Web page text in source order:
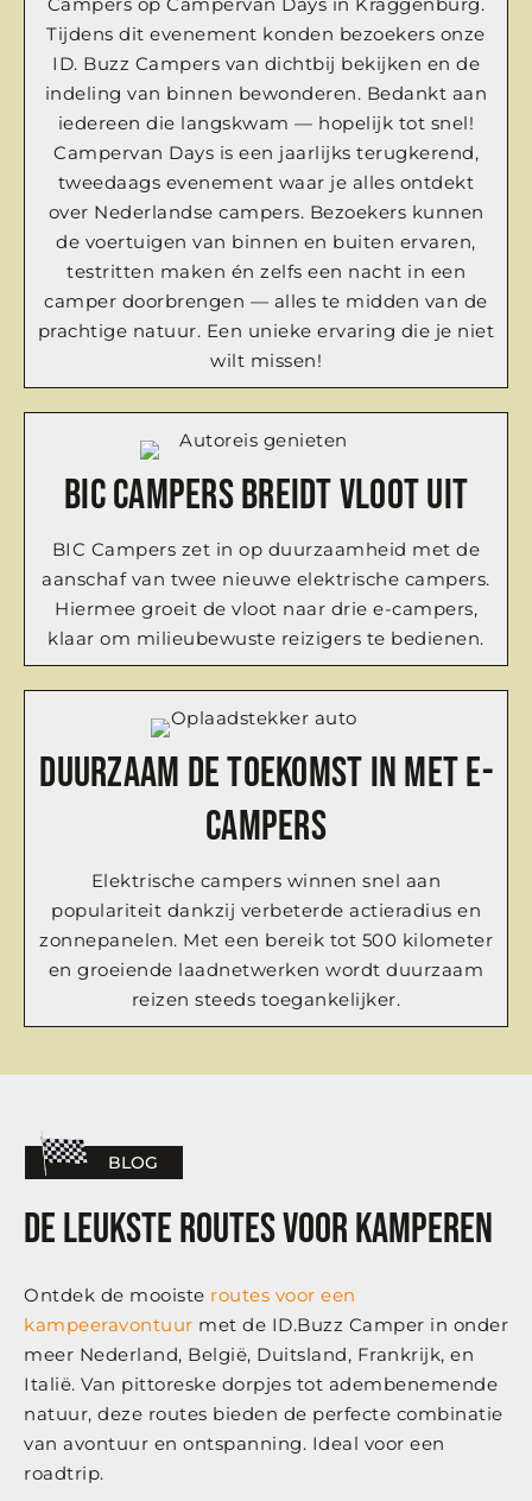
Campers op Campervan Days in Kraggenburg.
Tijdens dit evenement konden bezoekers onze
ID. Buzz Campers van dichtbij bekijken en de
indeling van binnen bewonderen. Bedankt aan
iedereen die langskwam — hopelijk tot snel!
Campervan Days is een jaarlijks terugkerend,
tweedaags evenement waar je alles ontdekt
over Nederlandse campers. Bezoekers kunnen
de voertuigen van binnen en buiten ervaren,
testritten maken én zelfs een nacht in een
camper doorbrengen — alles te midden van de
prachtige natuur. Een unieke ervaring die je niet
wilt missen!
BIC Campers breidt vloot uit
BIC Campers zet in op duurzaamheid met de
aanschaf van twee nieuwe elektrische campers.
Hiermee groeit de vloot naar drie e-campers,
klaar om milieubewuste reizigers te bedienen.
Duurzaam de toekomst in met e-
campers
Elektrische campers winnen snel aan
populariteit dankzij verbeterde actieradius en
zonnepanelen. Met een bereik tot 500 kilometer
en groeiende laadnetwerken wordt duurzaam
reizen steeds toegankelijker.
BLOG
De leukste routes voor kamperen
Ontdek de mooiste routes voor een
kampeeravontuur met de ID.Buzz Camper in onder
meer Nederland, België, Duitsland, Frankrijk, en
Italië. Van pittoreske dorpjes tot adembenemende
natuur, deze routes bieden de perfecte combinatie
van avontuur en ontspanning. Ideal voor een
roadtrip.